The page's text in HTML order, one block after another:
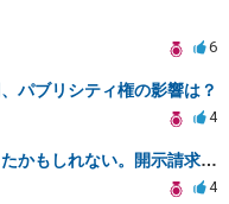
6
パブリシティ権の影響は？
4
誹謗中傷に当たる内容を投稿したかもしれない。開示請求や民事刑事裁判に発展しうるのか教えて欲しい。
4